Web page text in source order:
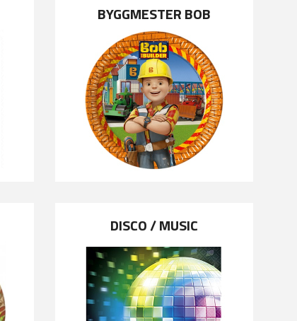
BYGGMESTER BOB
DISCO / MUSIC